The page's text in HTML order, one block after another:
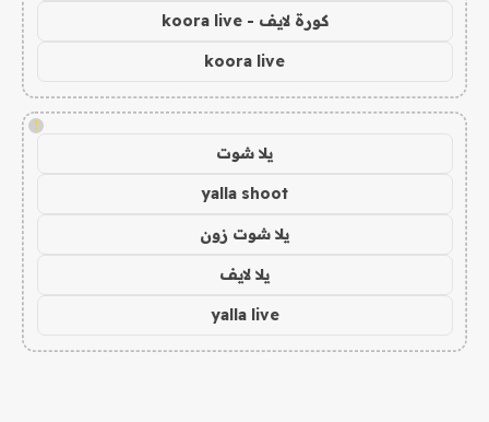
كورة لايف - koora live
koora live
!
يلا شوت
yalla shoot
يلا شوت زون
يلا لايف
yalla live